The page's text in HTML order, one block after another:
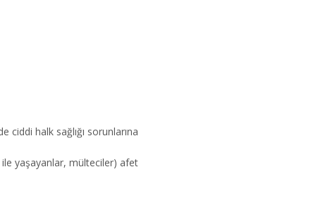
halk sağlığı sorunlarına
ile yaşayanlar, mülteciler) afet